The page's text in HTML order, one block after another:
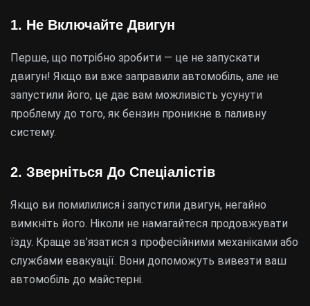
1. Не Включайте Двигун
Перше, що потрібно зробити — це не запускати
двигун! Якщо ви вже заправили автомобіль, але не
запустили його, це дає вам можливість усунути
проблему до того, як бензин проникне в паливну
систему.
2. Зверніться До Спеціалістів
Якщо ви помилилися і запустили двигун, негайно
вимкніть його. Ніколи не намагайтеся продовжувати
їзду. Краще зв’язатися з професійними механіками або
службами евакуації. Вони допоможуть вивезти ваш
автомобіль до майстерні.